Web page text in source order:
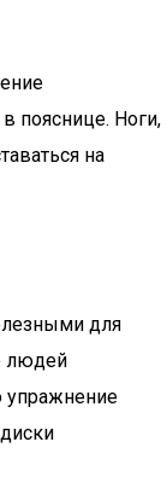
пояснице. Ноги,
на
для
людей